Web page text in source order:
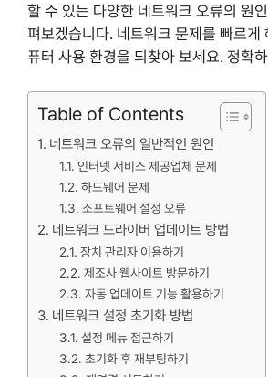
할 수 있는 다양한 네트워크 오류의 원
펴보겠습니다. 네트워크 문제를 빠르게
퓨터 사용 환경을 되찾아 보세요. 정확
Table of Contents
네트워크 오류의 일반적인 원인
인터넷 서비스 제공업체 문제
하드웨어 문제
소프트웨어 설정 오류
네트워크 드라이버 업데이트 방법
장치 관리자 이용하기
제조사 웹사이트 방문하기
자동 업데이트 기능 활용하기
네트워크 설정 초기화 방법
설정 메뉴 접근하기
초기화 후 재부팅하기